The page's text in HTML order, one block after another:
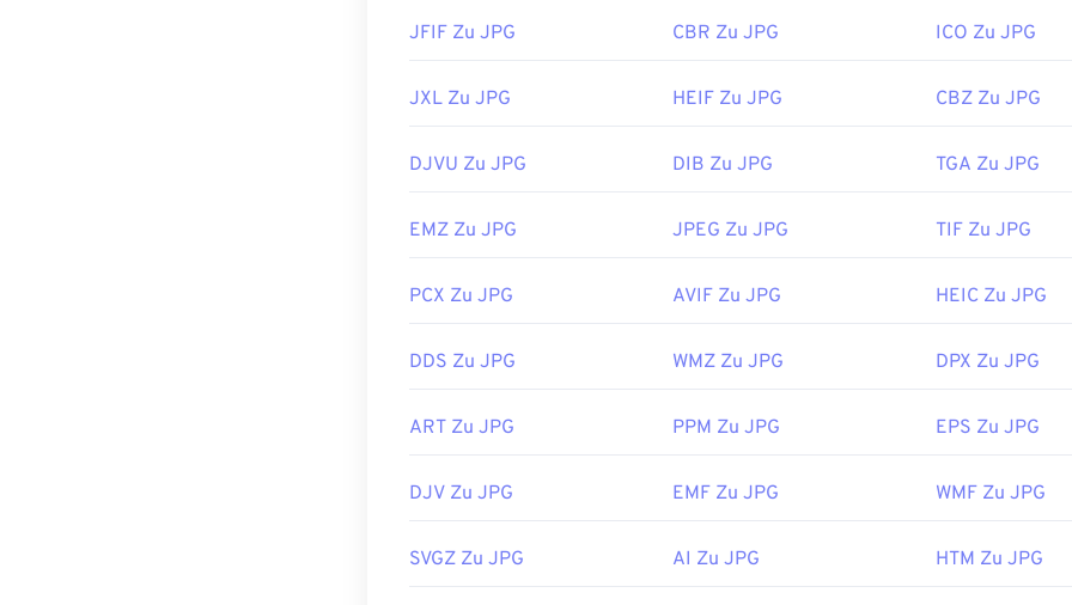
JFIF Zu JPG CBR Zu JPG ICO Zu JPG
JXL Zu JPG HEIF Zu JPG CBZ Zu JPG
DJVU Zu JPG DIB Zu JPG TGA Zu JPG
EMZ Zu JPG JPEG Zu JPG TIF Zu JPG
PCX Zu JPG AVIF Zu JPG HEIC Zu JPG
DDS Zu JPG WMZ Zu JPG DPX Zu JPG
ART Zu JPG PPM Zu JPG EPS Zu JPG
DJV Zu JPG EMF Zu JPG WMF Zu JPG
SVGZ Zu JPG AI Zu JPG HTM Zu JPG